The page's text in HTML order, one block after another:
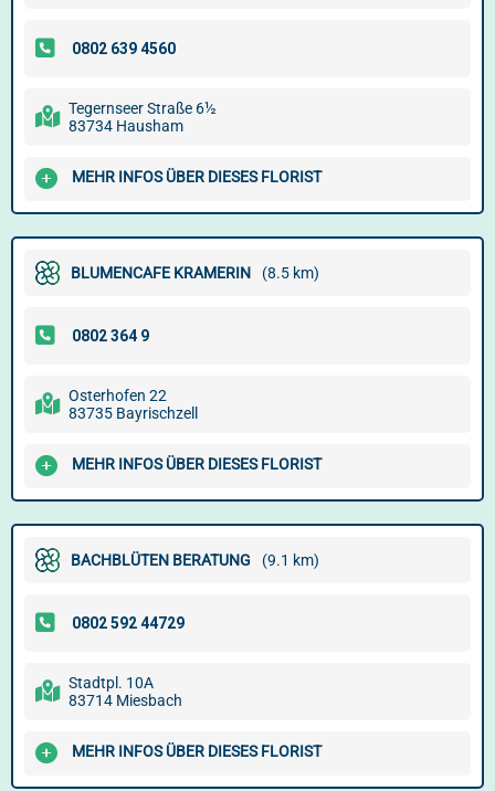
Tegernseer Straße 6½
83734 Hausham
MEHR INFOS ÜBER DIESES FLORIST
BLUMENCAFE KRAMERIN (8.5 km)
Osterhofen 22
83735 Bayrischzell
MEHR INFOS ÜBER DIESES FLORIST
BACHBLÜTEN BERATUNG (9.1 km)
Stadtpl. 10A
83714 Miesbach
MEHR INFOS ÜBER DIESES FLORIST